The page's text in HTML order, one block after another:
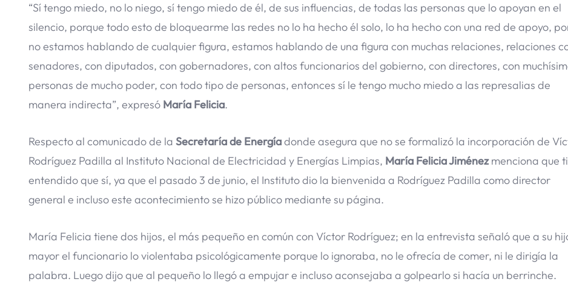
“Sí tengo miedo, no lo niego, sí tengo miedo de él, de sus influencias, de todas las personas que lo apoyan en el
silencio, porque todo esto de bloquearme las redes no lo ha hecho él solo, lo ha hecho con una red de apoyo,
no estamos hablando de cualquier figura, estamos hablando de una figura con muchas relaciones, relaciones
senadores, con diputados, con gobernadores, con altos funcionarios del gobierno, con directores, con
personas de mucho poder, con todo tipo de personas, entonces sí le tengo mucho miedo a las represalias de
manera indirecta”, expresó María Felicia.
Respecto al comunicado de la Secretaría de Energíadonde asegura que no se formalizó la incorporación de
Rodríguez Padilla al Instituto Nacional de Electricidad y Energías Limpias, María Felicia Jiménezmenciona que
entendido que sí, ya que el pasado 3 de junio, el Instituto dio la bienvenida a Rodríguez Padilla como director
general e incluso este acontecimiento se hizo público mediante su página.
María Felicia tiene dos hijos, el más pequeño en común con Víctor Rodríguez; en la entrevista señaló que a su
mayor el funcionario lo violentaba psicológicamente porque lo ignoraba, no le ofrecía de comer, ni le dirigía la
palabra. Luego dijo que al pequeño lo llegó a empujar e incluso aconsejaba a golpearlo si hacía un berrinche.